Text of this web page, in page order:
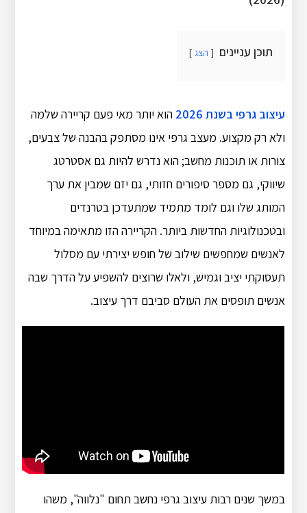
תוכן עניינים הצג
עיצוב גרפי בשנת 2026
הוא יותר מאי פעם קריירה שלמה
ולא רק מקצוע. מעצב גרפי אינו מסתפק בהבנה של צבעים,
צורות או תוכנות מחשב; הוא נדרש להיות גם אסטרטג
שיווקי, גם מספר סיפורים חזותי, גם יזם שמבין את ערך
המותג שלו וגם לומד מתמיד שמתעדכן בטרנדים
ובטכנולוגיות החדשות ביותר. הקריירה הזו מתאימה במיוחד
לאנשים שמחפשים שילוב של חופש יצירתי עם מסלול
תעסוקתי יציב וגמיש, ולאלו שרוצים להשפיע על הדרך שבה
אנשים תופסים את העולם סביבם דרך עיצוב.
במשך שנים רבות עיצוב גרפי נחשב תחום "נלווה", משהו